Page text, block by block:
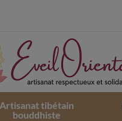
Artisanat tibétain
bouddhiste